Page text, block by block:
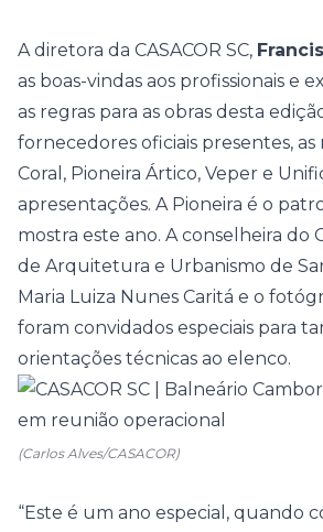
A diretora da CASACOR SC,
as boas-vindas aos profissionais e
as regras para as obras desta
fornecedores oficiais presentes, as
Coral, Pioneira Ártico, Veper e
apresentações. A Pioneira é o
mostra este ano. A conselheira do
de Arquitetura e Urbanismo de
Maria Luiza Nunes Caritá e o
foram convidados especiais para
orientações técnicas ao elenco.
(Carlos Alves/CASACOR)
“Este é um ano especial, quando